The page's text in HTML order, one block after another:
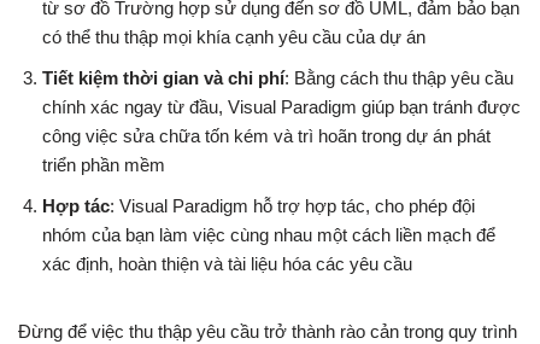
từ sơ đồ Trường hợp sử dụng đến sơ đồ UML, đảm bảo bạn
có thể thu thập mọi khía cạnh yêu cầu của dự án
Tiết kiệm thời gian và chi phí: Bằng cách thu thập yêu cầu
chính xác ngay từ đầu, Visual Paradigm giúp bạn tránh được
công việc sửa chữa tốn kém và trì hoãn trong dự án phát
triển phần mềm
Hợp tác: Visual Paradigm hỗ trợ hợp tác, cho phép đội
nhóm của bạn làm việc cùng nhau một cách liền mạch để
xác định, hoàn thiện và tài liệu hóa các yêu cầu
Đừng để việc thu thập yêu cầu trở thành rào cản trong quy trình